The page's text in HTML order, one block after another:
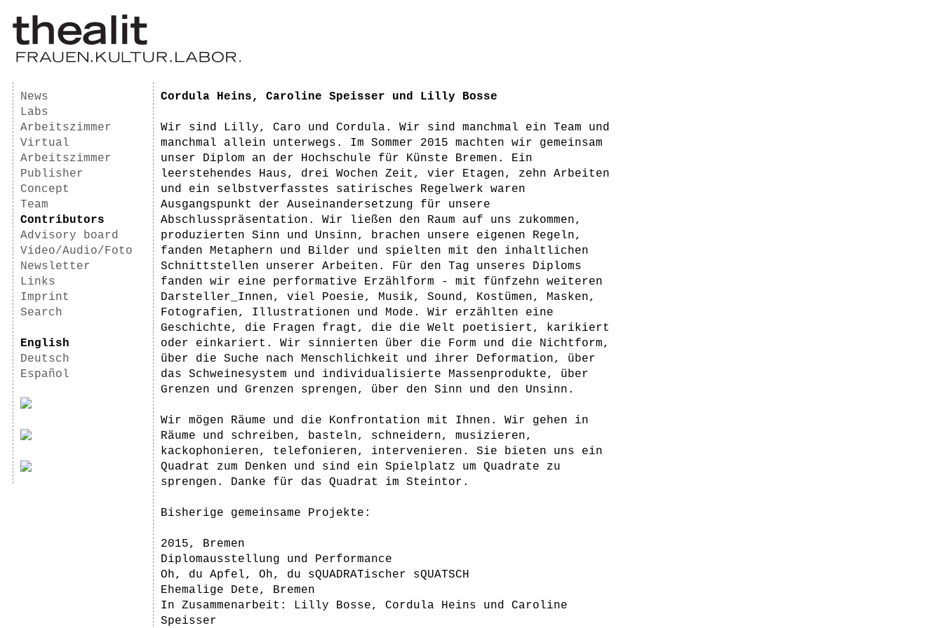
News
Labs
Arbeitszimmer
Virtual
Arbeitszimmer
Publisher
Concept
Team
Contributors
Advisory board
Video/Audio/Foto
Newsletter
Links
Imprint
Search
English
Deutsch
Español
Cordula Heins, Caroline Speisser und Lilly Bosse
Wir sind Lilly, Caro und Cordula. Wir sind manchmal ein Team und
manchmal allein unterwegs. Im Sommer 2015 machten wir gemeinsam
unser Diplom an der Hochschule für Künste Bremen. Ein
leerstehendes Haus, drei Wochen Zeit, vier Etagen, zehn Arbeiten
und ein selbstverfasstes satirisches Regelwerk waren
Ausgangspunkt der Auseinandersetzung für unsere
Abschlusspräsentation. Wir ließen den Raum auf uns zukommen,
produzierten Sinn und Unsinn, brachen unsere eigenen Regeln,
fanden Metaphern und Bilder und spielten mit den inhaltlichen
Schnittstellen unserer Arbeiten. Für den Tag unseres Diploms
fanden wir eine performative Erzählform - mit fünfzehn weiteren
Darsteller_Innen, viel Poesie, Musik, Sound, Kostümen, Masken,
Fotografien, Illustrationen und Mode. Wir erzählten eine
Geschichte, die Fragen fragt, die die Welt poetisiert, karikiert
oder einkariert. Wir sinnierten über die Form und die Nichtform,
über die Suche nach Menschlichkeit und ihrer Deformation, über
das Schweinesystem und individualisierte Massenprodukte, über
Grenzen und Grenzen sprengen, über den Sinn und den Unsinn.
Wir mögen Räume und die Konfrontation mit Ihnen. Wir gehen in
Räume und schreiben, basteln, schneidern, musizieren,
kackophonieren, telefonieren, intervenieren. Sie bieten uns ein
Quadrat zum Denken und sind ein Spielplatz um Quadrate zu
sprengen. Danke für das Quadrat im Steintor.
Bisherige gemeinsame Projekte:
2015, Bremen
Diplomausstellung und Performance
Oh, du Apfel, Oh, du sQUADRATischer sQUATSCH
Ehemalige Dete, Bremen
In Zusammenarbeit: Lilly Bosse, Cordula Heins und Caroline
Speisser